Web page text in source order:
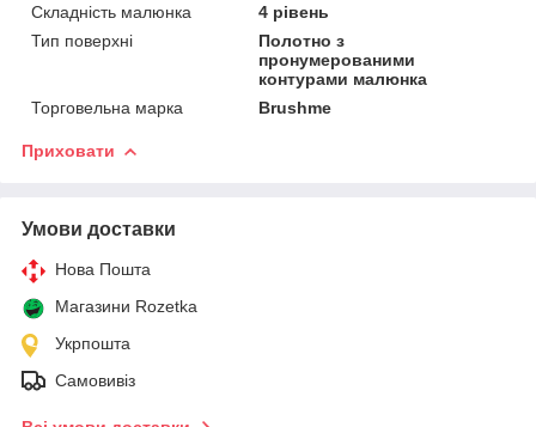
Складність малюнка
4 рівень
Тип поверхні
Полотно з
пронумерованими
контурами малюнка
Торговельна марка
Brushme
Приховати
Умови доставки
Нова Пошта
Магазини Rozetka
Укрпошта
Самовивіз